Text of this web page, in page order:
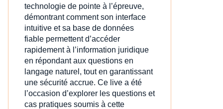
technologie de pointe à l’épreuve,
démontrant comment son interface
intuitive et sa base de données
fiable permettent d’accéder
rapidement à l’information juridique
en répondant aux questions en
langage naturel, tout en garantissant
une sécurité accrue. Ce live a été
l’occasion d’explorer les questions et
cas pratiques soumis à cette